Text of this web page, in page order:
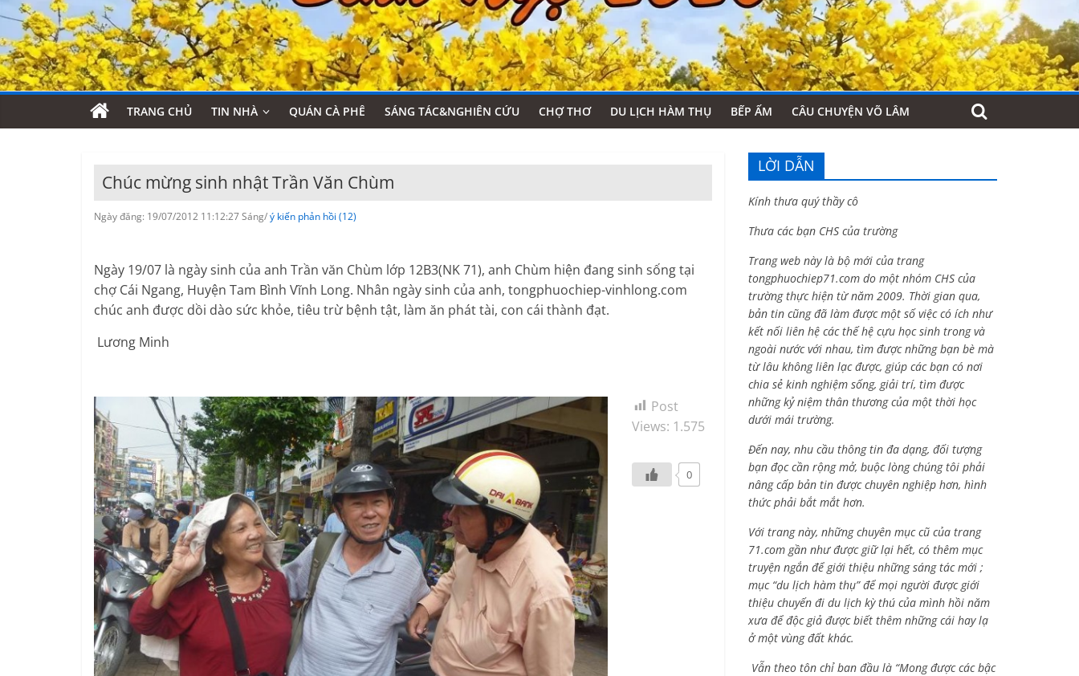
TRANG CHỦ TIN NHÀ QUÁN CÀ PHÊ SÁNG TÁC&NGHIÊN CỨU CHỢ THƠ DU LỊCH HÀM THỤ BẾP ẤM CÂU CHUYỆN VÕ LÂM
Chúc mừng sinh nhật Trần Văn Chùm
Ngày đăng: 19/07/2012 11:12:27 Sáng/ý kiến phản hồi (12)
Ngày 19/07 là ngày sinh của anh Trần văn Chùm lớp 12B3(NK 71), anh Chùm hiện đang sinh sống tại
chợ Cái Ngang, Huyện Tam Bình Vĩnh Long. Nhân ngày sinh của anh, tongphuochiep-vinhlong.com
chúc anh được dồi dào sức khỏe, tiêu trừ bệnh tật, làm ăn phát tài, con cái thành đạt.
Lương Minh
Post
Views: 1.575
0
LỜI DẪN
Kính thưa quý thầy cô
Thưa các bạn CHS của trường
Trang web này là bộ mới của trang
tongphuochiep71.com do một nhóm CHS của
trường thực hiện từ năm 2009. Thời gian qua,
bản tin cũng đã làm được một số việc có ích như
kết nối liên hệ các thế hệ cựu học sinh trong và
ngoài nước với nhau, tìm được những bạn bè mà
từ lâu không liên lạc được, giúp các bạn có nơi
chia sẻ kinh nghiệm sống, giải trí, tìm được
những kỷ niệm thân thương của một thời học
dưới mái trường.
Đến nay, nhu cầu thông tin đa dạng, đối tượng
bạn đọc cần rộng mở, buộc lòng chúng tôi phải
nâng cấp bản tin được chuyên nghiệp hơn, hình
thức phải bắt mắt hơn.
Với trang này, những chuyên mục cũ của trang
71.com gần như được giữ lại hết, có thêm mục
truyện ngắn để giới thiệu những sáng tác mới ;
mục “du lịch hàm thụ” để mọi người được giới
thiệu chuyến đi du lịch kỳ thú của mình hồi năm
xưa để độc giả được biết thêm những cái hay lạ
ở một vùng đất khác.
Vẫn theo tôn chỉ ban đầu là “Mong được các bậc